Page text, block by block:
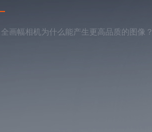
全画幅相机为什么能产生更高品质的图像？